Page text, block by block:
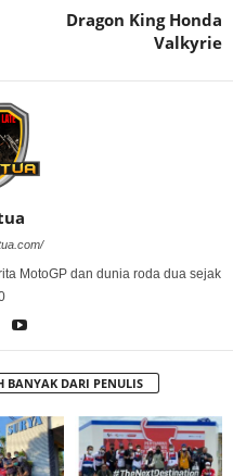
Dragon King Honda
Valkyrie
MotoGP dan dunia roda dua sejak
BANYAK DARI PENULIS